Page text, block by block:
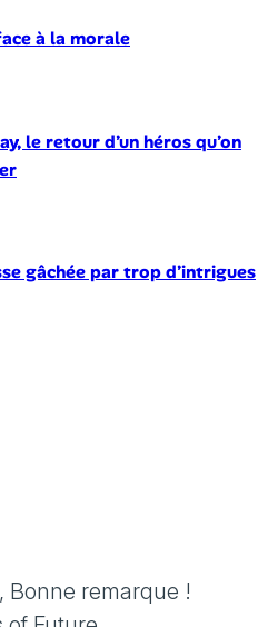
à la morale
le retour d’un héros qu’on
gâchée par trop d’intrigues
Bonne remarque !